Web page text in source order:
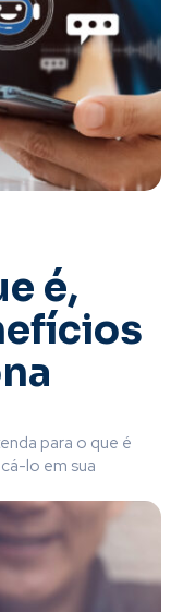
é,
para o que é
lo em sua